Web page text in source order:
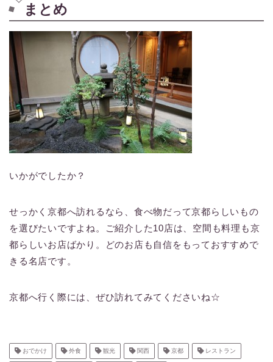
まとめ
いかがでしたか？
せっかく京都へ訪れるなら、食べ物だって京都らしいもの
を選びたいですよね。ご紹介した10店は、空間も料理も京
都らしいお店ばかり。どのお店も自信をもっておすすめで
きる名店です。
京都へ行く際には、ぜひ訪れてみてくださいね☆
おでかけ 外食 観光 関西 京都 レストラン